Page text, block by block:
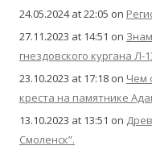
24.05.2024 at 22:05 on
27.11.2023 at 14:51 on
гнездовского кургана Л-
23.10.2023 at 17:18 on Чем
креста на памятнике
13.10.2023 at 13:51 on
Смоленск”.